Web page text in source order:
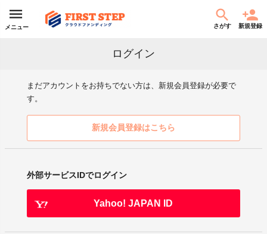
メニュー さがす 新規登録
ログイン
まだアカウントをお持ちでない方は、新規会員登録が必要で
す。
新規会員登録はこちら
外部サービスIDでログイン
Yahoo! JAPAN ID